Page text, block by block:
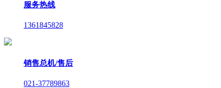
服务热线
1361845828
销售总机/售后
021-37789863